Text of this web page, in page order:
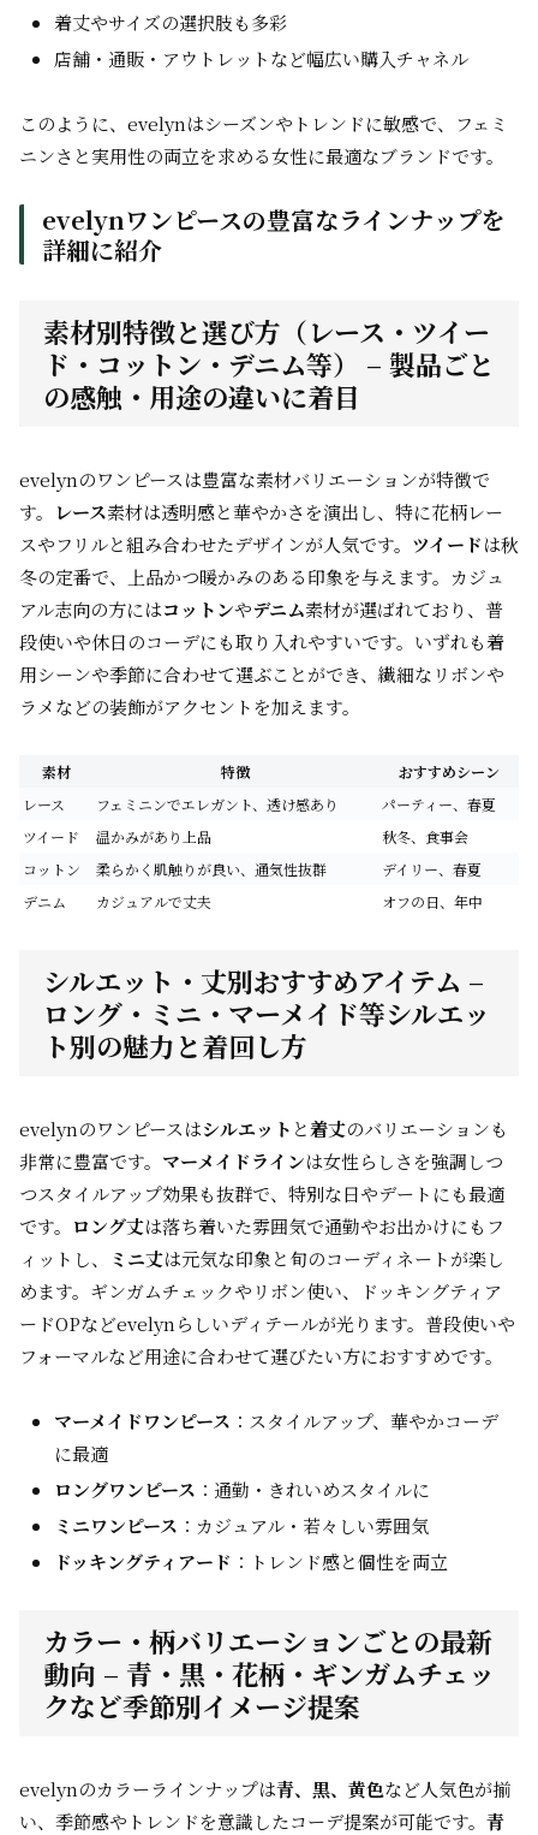
着丈やサイズの選択肢も多彩
店舗・通販・アウトレットなど幅広い購入チャネル
このように、evelynはシーズンやトレンドに敏感で、フェミ
ニンさと実用性の両立を求める女性に最適なブランドです。
evelynワンピースの豊富なラインナップを
詳細に紹介
素材別特徴と選び方（レース・ツイー
ド・コットン・デニム等） – 製品ごと
の感触・用途の違いに着目
evelynのワンピースは豊富な素材バリエーションが特徴で
す。
レース素材は透明感と華やかさを演出し、特に花柄レー
スやフリルと組み合わせたデザインが人気です。 ツイードは秋
冬の定番で、上品かつ暖かみのある印象を与えます。カジュ
アル志向の方にはコットンやデニム素材が選ばれており、普
段使いや休日のコーデにも取り入れやすいです。いずれも着
用シーンや季節に合わせて選ぶことができ、繊細なリボンや
ラメなどの装飾がアクセントを加えます。
素材 特徴
おすすめシーン
レース
フェミニンでエレガント、透け感あり
パーティー、春夏
ツイード
温かみがあり上品
秋冬、食事会
コットン
柔らかく肌触りが良い、通気性抜群
デイリー、春夏
デニム
カジュアルで丈夫 オフの日、年中
シルエット・丈別おすすめアイテム –
ロング・ミニ・マーメイド等シルエッ
ト別の魅力と着回し方
evelynのワンピースはシルエット と着丈のバリエーションも
非常に豊富です。 マーメイドラインは女性らしさを強調しつ
つスタイルアップ効果も抜群で、特別な日やデートにも最適
です。 ロング丈は落ち着いた雰囲気で通勤やお出かけにもフ
ィットし、
ミニ丈は元気な印象と旬のコーディネートが楽し
めます。ギンガムチェックやリボン使い、ドッキングティア
ードOPなどevelynらしいディテールが光ります。普段使いや
フォーマルなど用途に合わせて選びたい方におすすめです。
マーメイドワンピース ：スタイルアップ、華やかコーデ
に最適
ロングワンピース ：通勤・きれいめスタイルに
ミニワンピース ：カジュアル・若々しい雰囲気
ドッキングティアード ：トレンド感と個性を両立
カラー・柄バリエーションごとの最新
動向 – 青・黒・花柄・ギンガムチェッ
クなど季節別イメージ提案
evelynのカラーラインナップは青、黒、黄色など人気色が揃
い、季節感やトレンドを意識したコーデ提案が可能です。 青